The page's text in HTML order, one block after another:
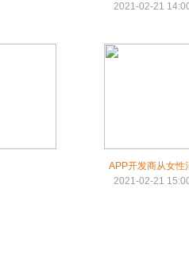
2021-02-21
APP开发商从女性
2021-02-21